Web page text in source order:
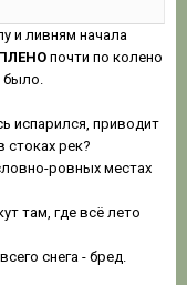
и ливням начала
почти по колено
было.
испарился, приводит
рек?
ровных местах
там, где всё лето
снега - бред.